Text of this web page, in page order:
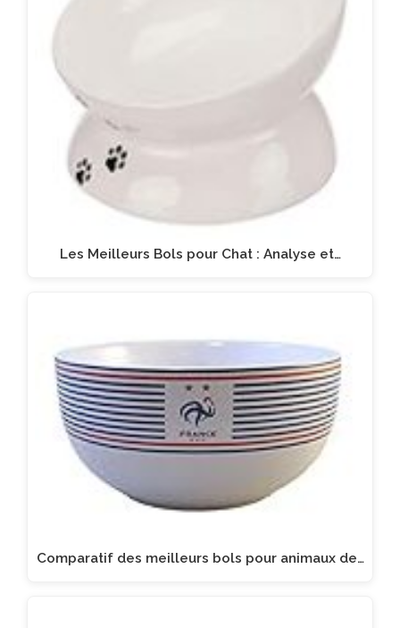
Les Meilleurs Bols pour Chat : Analyse et…
Comparatif des meilleurs bols pour animaux de…